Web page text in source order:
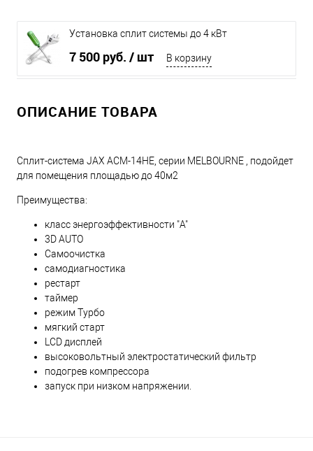
Установка сплит системы до 4 кВт
7 500 руб. / шт В корзину
ОПИСАНИЕ ТОВАРА
Сплит-система JAX ACM-14HE, серии MELBOURNE , подойдет
для помещения площадью до 40м2
Преимущества:
класс энергоэффективности "A"
3D AUTO
Самоочистка
самодиагностика
рестарт
таймер
режим Турбо
мягкий старт
LCD дисплей
высоковольтный электростатический фильтр
подогрев компрессора
запуск при низком напряжении.